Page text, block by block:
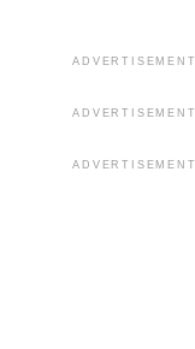
ADVERTISEMENT
ADVERTISEMENT
ADVERTISEMENT